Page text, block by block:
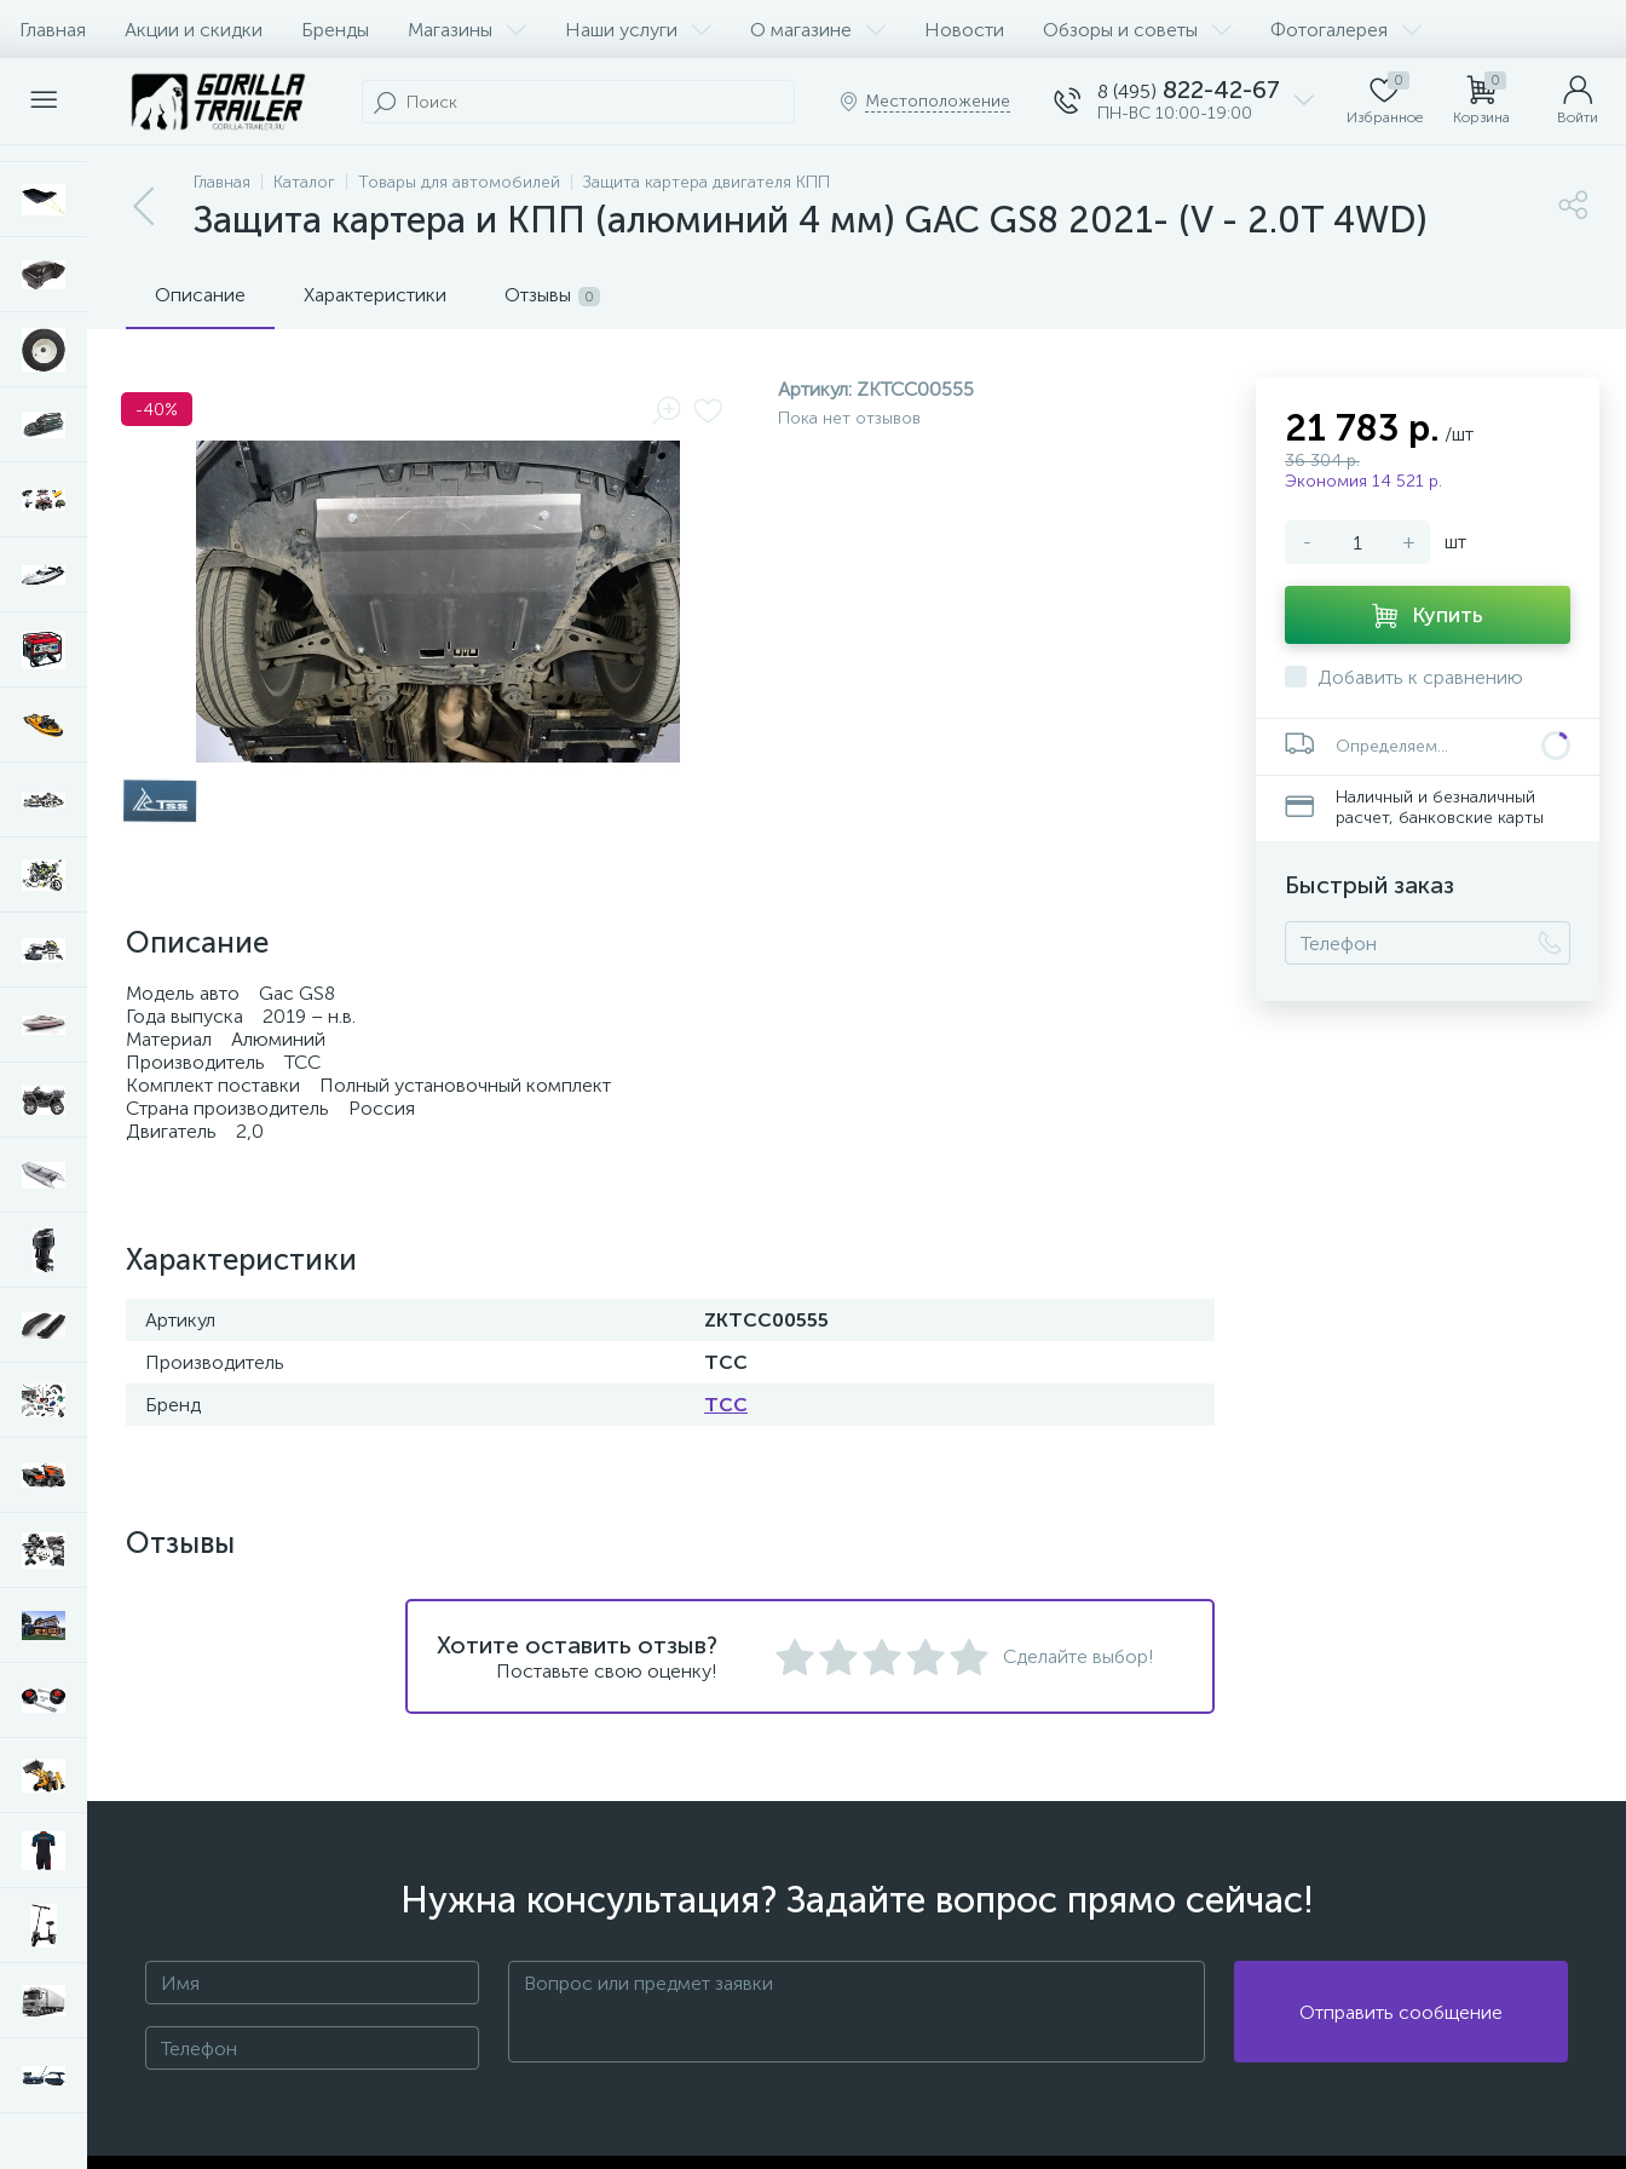
Главная Акции и скидки Бренды Магазины Наши услуги О магазине Новости Обзоры и советы Фотогалерея
Оплата и доставка Контакты
Местоположение 8 (495) 822-42-67
ПН-ВС 10:00-19:00
0
Избранное
0
Корзина Войти
Главная Каталог Товары для автомобилей Защита картера двигателя КПП
Защита картера и КПП (алюминий 4 мм) GAC GS8 2021- (V - 2.0T 4WD)
Описание Характеристики Отзывы 0
-40%
Артикул: ZKTCC00555
Пока нет отзывов
Описание
Модель авто Gac GS8
Года выпуска 2019 – н.в.
Материал Алюминий
Производитель ТСС
Комплект поставки Полный установочный комплект
Страна производитель Россия
Двигатель 2,0
Характеристики
Артикул
ZKTCC00555
Производитель
ТСС
Бренд
ТСС
21 783 р. /шт
36 304 р.
Экономия 14 521 р.
- + шт
Купить
Добавить к сравнению
Определяем...
Наличный и безналичный
расчет, банковские карты
Быстрый заказ
Отзывы
Хотите оставить отзыв?
Поставьте свою оценку!
Сделайте выбор!
Нужна консультация? Задайте вопрос прямо сейчас!
Отправить сообщение